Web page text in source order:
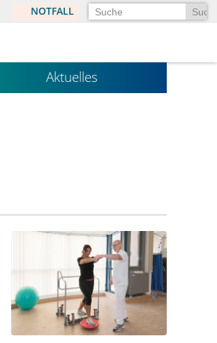
NOTFALL Suchen
Aktuelles